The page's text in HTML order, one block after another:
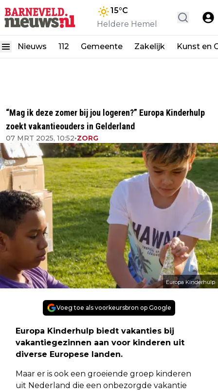
15°C
Heldere Hemel
Nieuws 112 Gemeente Zakelijk Kunst en
“Mag ik deze zomer bij jou logeren?” Europa Kinderhulp
zoekt vakantieouders in Gelderland
07 MRT 2025, 10:52•ZORG
Europa Kinderhulp
Voeg toe als voorkeursbron op Google
Europa Kinderhulp biedt vakanties bij
vakantiegezinnen aan voor kinderen uit
diverse Europese landen.
Maar er is ook een groeiende groep kinderen
uit Nederland die een onbezorgde vakantie